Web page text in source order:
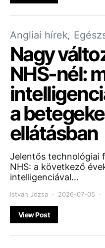
Angliai hírek
Nagy
NHS-nél:
a
ellátásban
Jelentős technológiai
NHS: a következő
intelligenciával…
Istvan Jozsa 2026-07-05
View Post